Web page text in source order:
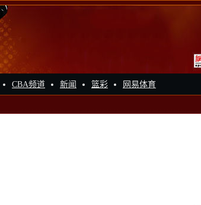
CBA频道 新闻 篮彩 网易体育